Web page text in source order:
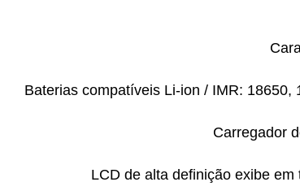
Baterias compatíveis Li-ion / IMR:
Carregador
LCD de alta definição exibe